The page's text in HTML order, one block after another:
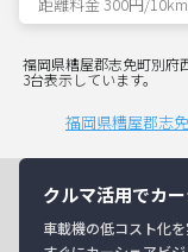
福岡県糟屋郡志免町別府
3台表示しています。
福岡県糟屋郡志
クルマ活用でカ
車載機の低コスト化を